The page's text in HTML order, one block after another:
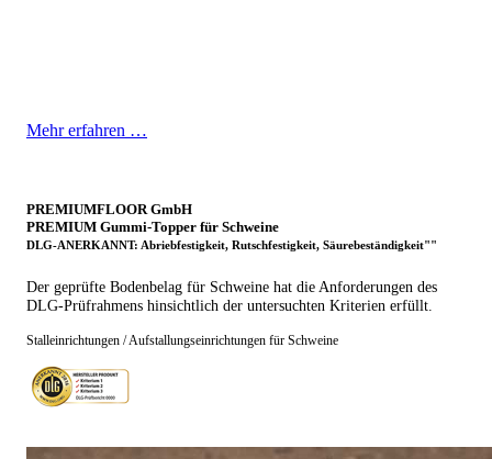
Mehr erfahren …
PREMIUMFLOOR GmbH
PREMIUM Gummi-Topper für Schweine
DLG-ANERKANNT: Abriebfestigkeit, Rutschfestigkeit, Säurebeständigkeit""
Der geprüfte Bodenbelag für Schweine hat die Anforderungen des
DLG-Prüfrahmens hinsichtlich der untersuchten Kriterien erfüllt.
Stalleinrichtungen / Aufstallungseinrichtungen für Schweine